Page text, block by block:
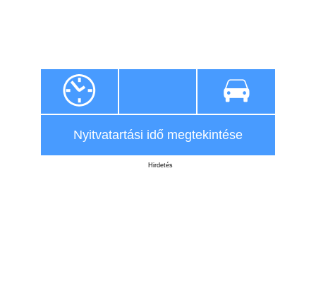
Nyitvatartási idő megtekintése
Hirdetés